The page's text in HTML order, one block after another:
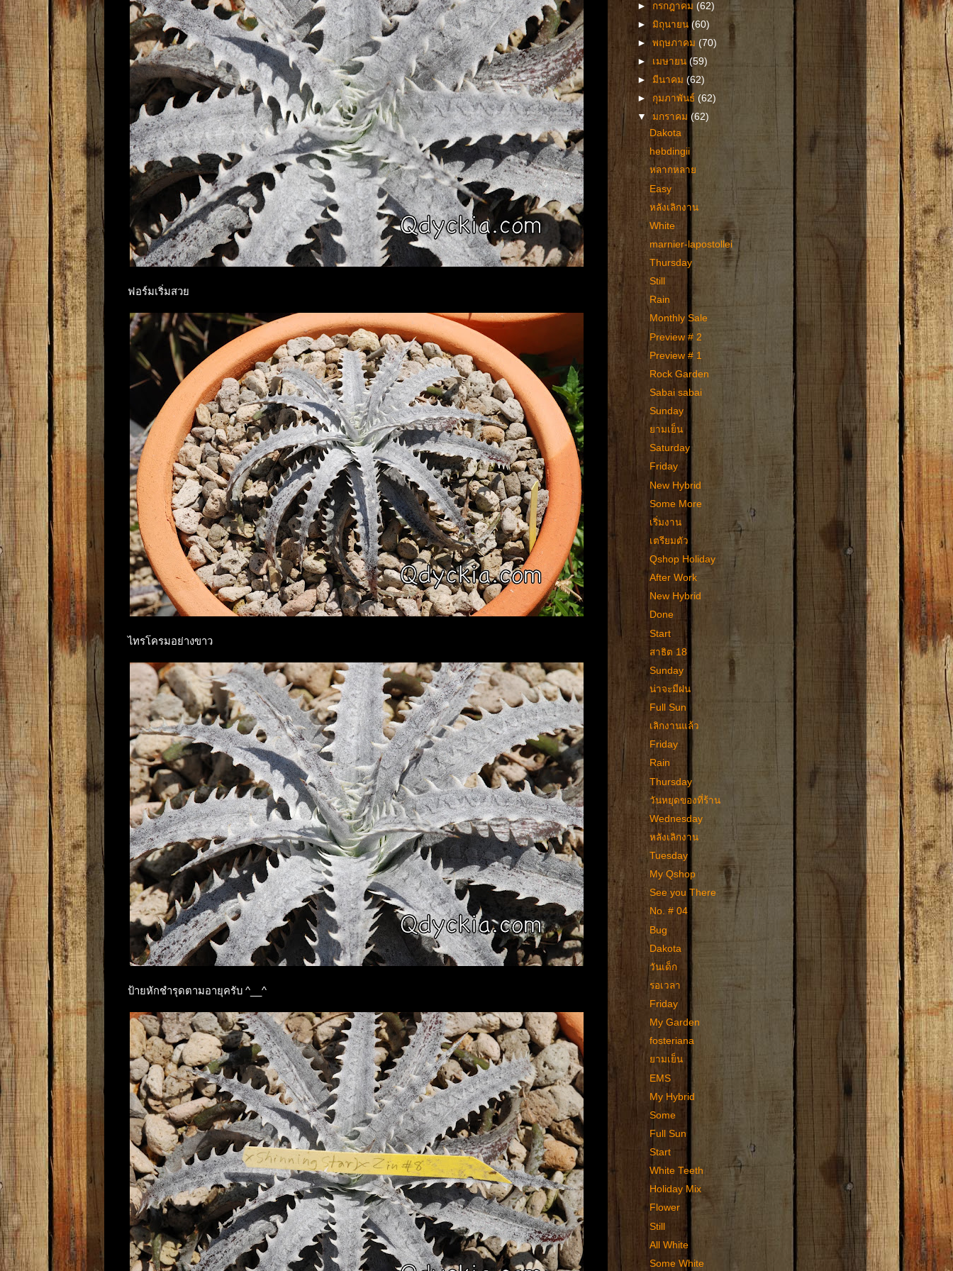
ฟอร์มเริ่มสวย
ไทรโครมอย่างขาว
ป้ายหักชำรุดตามอายุครับ ^__^
► กรกฎาคม (62)
►มิถุนายน(60)
►พฤษภาคม (70)
► เมษายน(59)
►มีนาคม(62)
► กุมภาพันธ์(62)
▼มกราคม(62)
Dakota
hebdingii
หลากหลาย
Easy
หลังเลิกงาน
White
marnier-lapostollei
Thursday
Still
Rain
Monthly Sale
Preview # 2
Preview # 1
Rock Garden
Sabai sabai
Sunday
ยามเย็น
Saturday
Friday
New Hybrid
Some More
เริ่มงาน
เตรียมตัว
Qshop Holiday
After Work
New Hybrid
Done
Start
สาธิต 18
Sunday
น่าจะมีฝน
Full Sun
เลิกงานแล้ว
Friday
Rain
Thursday
วันหยุดของที่ร้าน
Wednesday
หลังเลิกงาน
Tuesday
My Qshop
See you There
No. # 04
Bug
Dakota
วันเด็ก
รอเวลา
Friday
My Garden
fosteriana
ยามเย็น
EMS
My Hybrid
Some
Full Sun
Start
White Teeth
Holiday Mix
Flower
Still
All White
Some White